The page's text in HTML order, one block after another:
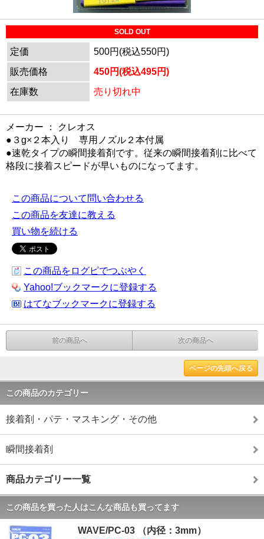
SOLD OUT
定価
500円(税込550円)
販売価格
450円(税込495円)
在庫数
売り切れ中
メーカー ： クレオス
●３g×２本入り 専用ノズル２本付属
●速乾タイプの瞬間接着剤です。従来の瞬間接着剤に比べて
格段に接着スピードが早いものになってます。
この商品について問い合わせる
この商品を友達に教える
買い物を続ける
この商品をログピでつぶやく
Yahoo!ブックマークに登録する
はてなブックマークに登録する
前の商品へ 次の商品へ
ページの先頭へ戻る
この商品のカテゴリー
接着剤・パテ・マスキング・その他
瞬間接着剤
商品カテゴリー一覧
この商品を買った人はこんな商品も買ってます
WAVE/PC-03 （内径：3mm）